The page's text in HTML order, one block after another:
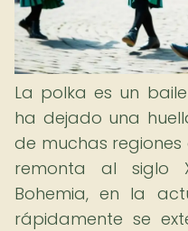
La polka es un
ha dejado una
de muchas regiones
remonta al siglo
Bohemia, en la
rápidamente se